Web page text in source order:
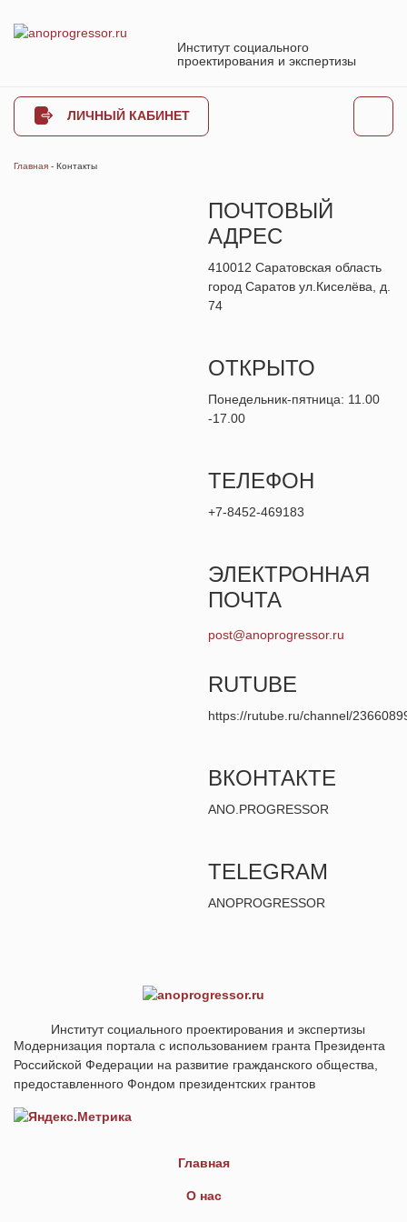
Институт социального
проектирования и экспертизы
ЛИЧНЫЙ КАБИНЕТ
Главная - Контакты
ПОЧТОВЫЙ
АДРЕС
410012 Саратовская область
город Саратов ул.Киселёва, д.
74
ОТКРЫТО
Понедельник-пятница: 11.00
-17.00
ТЕЛЕФОН
+7-8452-469183
ЭЛЕКТРОННАЯ
ПОЧТА
post@anoprogressor.ru
RUTUBE
https://rutube.ru/channel/
ВКОНТАКТЕ
ANO.PROGRESSOR
TELEGRAM
ANOPROGRESSOR
Институт социального проектирования и экспертизы
Модернизация портала с использованием гранта Президента
Российской Федерации на развитие гражданского общества,
предоставленного Фондом президентских грантов
Главная
О нас